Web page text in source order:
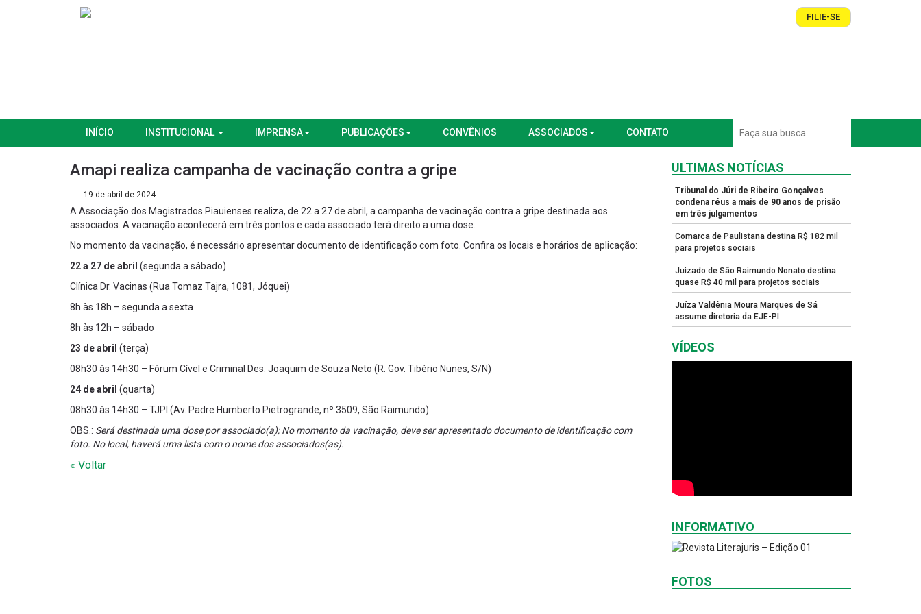
FILIE-SE
INÍCIO INSTITUCIONAL IMPRENSA PUBLICAÇÕES CONVÊNIOS ASSOCIADOS CONTATO
Amapi realiza campanha de vacinação contra a gripe
19 de abril de 2024
A Associação dos Magistrados Piauienses realiza, de 22 a 27 de abril, a campanha de vacinação contra a gripe destinada aos
associados. A vacinação acontecerá em três pontos e cada associado terá direito a uma dose.
No momento da vacinação, é necessário apresentar documento de identificação com foto. Confira os locais e horários de aplicação:
22 a 27 de abril (segunda a sábado)
Clínica Dr. Vacinas (Rua Tomaz Tajra, 1081, Jóquei)
8h às 18h – segunda a sexta
8h às 12h – sábado
23 de abril (terça)
08h30 às 14h30 – Fórum Cível e Criminal Des. Joaquim de Souza Neto (R. Gov. Tibério Nunes, S/N)
24 de abril (quarta)
08h30 às 14h30 – TJPI (Av. Padre Humberto Pietrogrande, nº 3509, São Raimundo)
OBS.: Será destinada uma dose por associado(a); No momento da vacinação, deve ser apresentado documento de identificação com
foto. No local, haverá uma lista com o nome dos associados(as).
« Voltar
ULTIMAS NOTÍCIAS
Tribunal do Júri de Ribeiro Gonçalves
condena réus a mais de 90 anos de prisão
em três julgamentos
Comarca de Paulistana destina R$ 182 mil
para projetos sociais
Juizado de São Raimundo Nonato destina
quase R$ 40 mil para projetos sociais
Juíza Valdênia Moura Marques de Sá
assume diretoria da EJE-PI
VÍDEOS
INFORMATIVO
FOTOS